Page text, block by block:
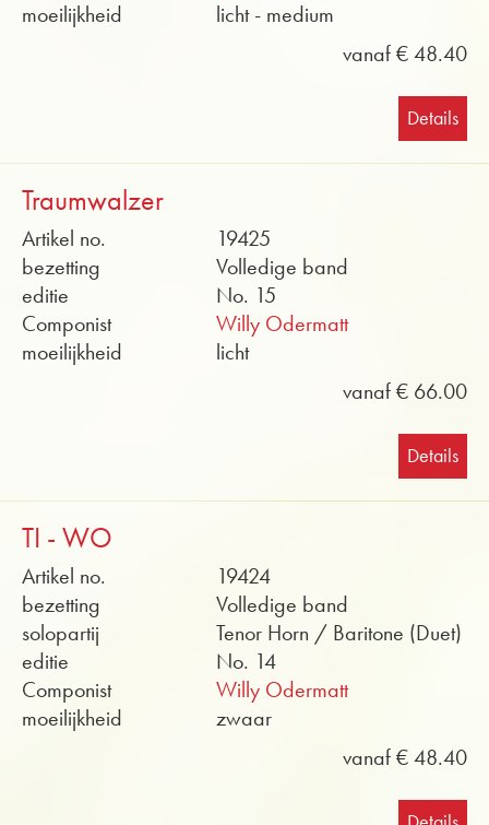
moeilijkheid
licht - medium
vanaf € 48.40
Details
Traumwalzer
Artikel no.
19425
bezetting
Volledige band
editie
No. 15
Componist
Willy Odermatt
moeilijkheid
licht
vanaf € 66.00
Details
TI - WO
Artikel no.
19424
bezetting
Volledige band
solopartij
Tenor Horn / Baritone (Duet)
editie
No. 14
Componist
Willy Odermatt
moeilijkheid
zwaar
vanaf € 48.40